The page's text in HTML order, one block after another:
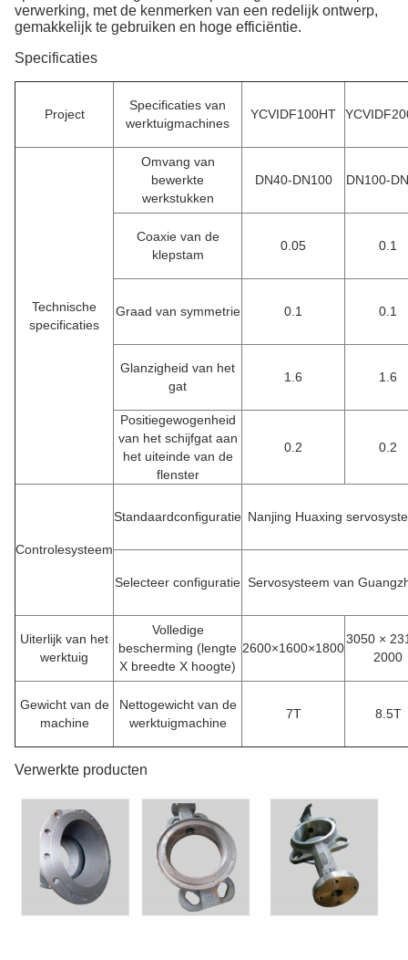
verwerking, met de kenmerken van een redelijk ontwerp,
gemakkelijk te gebruiken en hoge efficiëntie.
Specificaties
Project
Specificaties van
werktuigmachines
YCVIDF100HT
Technische
specificaties
Omvang van
bewerkte
werkstukken
DN40-DN100 DN100-
Coaxie van de
klepstam
0.05 0.1
Graad van symmetrie 0.1 0.1
Glanzigheid van het
gat
1.6 1.6
Positiegewogenheid
van het schijfgat aan
het uiteinde van de
flenster
0.2 0.2
Controlesysteem
Standaardconfiguratie Nanjing Huaxing
Selecteer configuratie Servosysteem van
Uiterlijk van het
werktuig
Volledige
bescherming (lengte
X breedte X hoogte)
2600×1600×1800
3050 ×
2000
Gewicht van de
machine
Nettogewicht van de
werktuigmachine
7T 8.5T
Verwerkte producten